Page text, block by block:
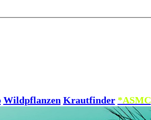
Wildpflanzen Krautfinder *ASMC